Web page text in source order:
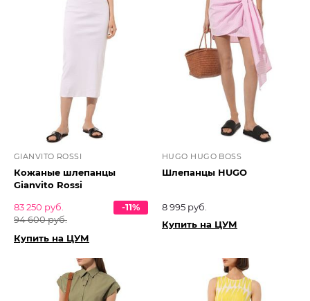
GIANVITO ROSSI
Кожаные шлепанцы
Gianvito Rossi
83 250 руб.
94 600 руб.
-11%
Купить на ЦУМ
HUGO HUGO BOSS
Шлепанцы HUGO
8 995 руб.
Купить на ЦУМ